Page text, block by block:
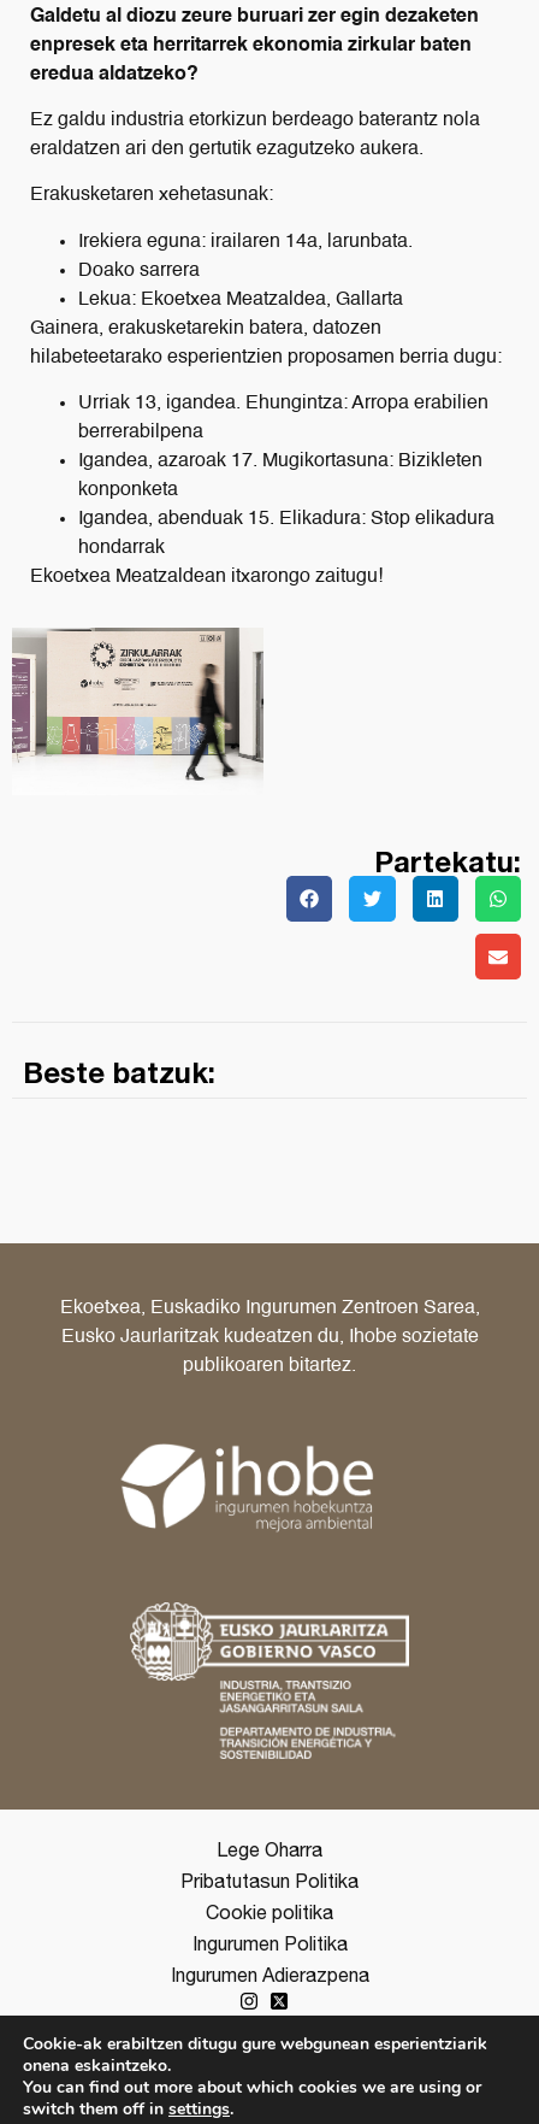
Galdetu al diozu zeure buruari zer egin dezaketen
enpresek eta herritarrek ekonomia zirkular baten
eredua aldatzeko?
Ez galdu industria etorkizun berdeago baterantz nola
eraldatzen ari den gertutik ezagutzeko aukera.
Erakusketaren xehetasunak:
Irekiera eguna: irailaren 14a, larunbata.
Doako sarrera
Lekua: Ekoetxea Meatzaldea, Gallarta
Gainera, erakusketarekin batera, datozen
hilabeteetarako esperientzien proposamen berria dugu:
Urriak 13, igandea. Ehungintza: Arropa erabilien
berrerabilpena
Igandea, azaroak 17. Mugikortasuna: Bizikleten
konponketa
Igandea, abenduak 15. Elikadura: Stop elikadura
hondarrak
Ekoetxea Meatzaldean itxarongo zaitugu!
Partekatu:
Beste batzuk:
Ekoetxea, Euskadiko Ingurumen Zentroen Sarea,
Eusko Jaurlaritzak kudeatzen du, Ihobe sozietate
publikoaren bitartez.
Lege Oharra
Pribatutasun Politika
Cookie politika
Ingurumen Politika
Ingurumen Adierazpena
Cookie-ak erabiltzen ditugu gure webgunean esperientziarik
onena eskaintzeko.
You can find out more about which cookies we are using or
switch them off in settings.